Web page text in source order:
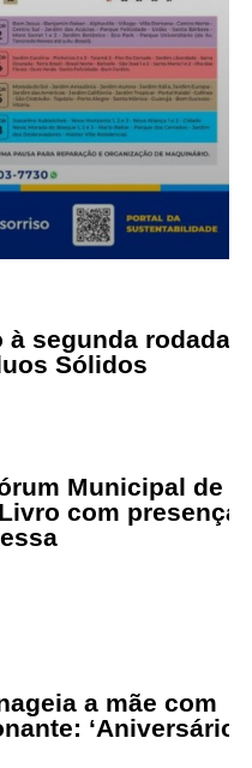
segunda rodada
Sólidos
Municipal de
com presença
a mãe com
‘Aniversário